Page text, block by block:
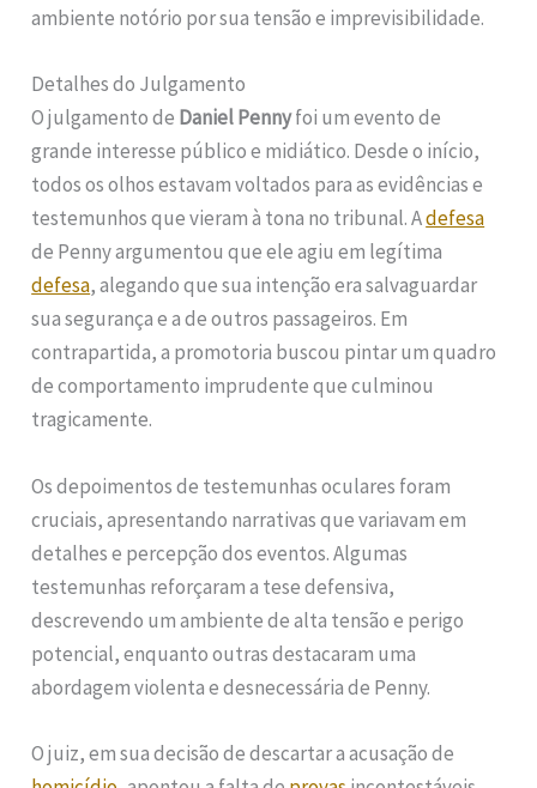
ambiente notório por sua tensão e imprevisibilidade.
Detalhes do Julgamento
O julgamento de Daniel Pennyfoi um evento de
grande interesse público e midiático. Desde o início,
todos os olhos estavam voltados para as evidências e
testemunhos que vieram à tona no tribunal. Adefesa
de Penny argumentou que ele agiu em legítima
defesa, alegando que sua intenção era salvaguardar
sua segurança e a de outros passageiros. Em
contrapartida, a promotoria buscou pintar um quadro
de comportamento imprudente que culminou
tragicamente.
Os depoimentos de testemunhas oculares foram
cruciais, apresentando narrativas que variavam em
detalhes e percepção dos eventos. Algumas
testemunhas reforçaram a tese defensiva,
descrevendo um ambiente de alta tensão e perigo
potencial, enquanto outras destacaram uma
abordagem violenta e desnecessária de Penny.
O juiz, em sua decisão de descartar a acusação de